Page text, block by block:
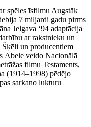
spēles īsfilmu Augstāk
7 miljardi gadu pirms
Jelgava ‘94 adaptācija
ar rakstnieku un
Šķēli un producentiem
Ābele veido Nacionālā
filmu Testaments,
(1914–1998) pēdējo
sarkano lukturu